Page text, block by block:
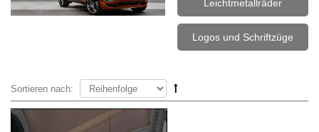
Leichtmetallräder
Logos und Schriftzüge
Sortieren nach: